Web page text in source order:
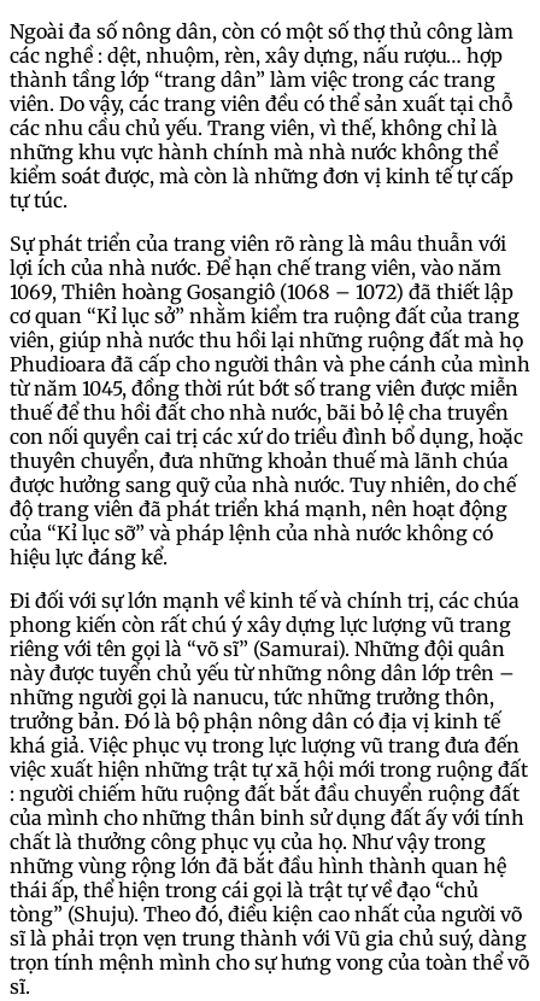
Ngoài đa số nông dân, còn có một số thợ thủ công làm
các nghề : dệt, nhuộm, rèn, xây dựng, nấu rượu… hợp
thành tầng lớp “trang dân” làm việc trong các trang
viên. Do vậy, các trang viên đều có thể sản xuất tại chỗ
các nhu cầu chủ yếu. Trang viên, vì thế, không chỉ là
những khu vực hành chính mà nhà nước không thể
kiểm soát được, mà còn là những đơn vị kinh tế tự cấp
tự túc.
Sự phát triển của trang viên rõ ràng là mâu thuẫn với
lợi ích của nhà nước. Để hạn chế trang viên, vào năm
1069, Thiên hoàng Gosangiô (1068 – 1072) đã thiết lập
cơ quan “Kỉ lục sở” nhằm kiểm tra ruộng đất của trang
viên, giúp nhà nước thu hồi lại những ruộng đất mà họ
Phudioara đã cấp cho người thân và phe cánh của mình
từ năm 1045, đồng thời rút bớt số trang viên được miễn
thuế để thu hồi đất cho nhà nước, bãi bỏ lệ cha truyền
con nối quyền cai trị các xứ do triều đình bổ dụng, hoặc
thuyên chuyển, đưa những khoản thuế mà lãnh chúa
được hưởng sang quỹ của nhà nước. Tuy nhiên, do chế
độ trang viên đã phát triển khá mạnh, nên hoạt động
của “Kỉ lục sỡ” và pháp lệnh của nhà nước không có
hiệu lực đáng kể.
Đi đối với sự lớn mạnh về kinh tế và chính trị, các chúa
phong kiến còn rất chú ý xây dựng lực lượng vũ trang
riêng với tên gọi là “võ sĩ” (Samurai). Những đội quân
này được tuyển chủ yếu từ những nông dân lớp trên –
những người gọi là nanucu, tức những trưởng thôn,
trưởng bản. Đó là bộ phận nông dân có địa vị kinh tế
khá giả. Việc phục vụ trong lực lượng vũ trang đưa đến
việc xuất hiện những trật tự xã hội mới trong ruộng đất
: người chiếm hữu ruộng đất bắt đầu chuyển ruộng đất
của mình cho những thân binh sử dụng đất ấy với tính
chất là thưởng công phục vụ của họ. Như vậy trong
những vùng rộng lớn đã bắt đầu hình thành quan hệ
thái ấp, thể hiện trong cái gọi là trật tự về đạo “chủ
tòng” (Shuju). Theo đó, điều kiện cao nhất của người võ
sĩ là phải trọn vẹn trung thành với Vũ gia chủ suý, dàng
trọn tính mệnh mình cho sự hưng vong của toàn thể võ
sĩ.